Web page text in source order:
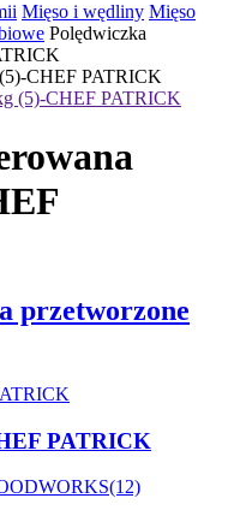
Mięso i wędliny Mięso
Polędwiczka
CHEF PATRICK
przetworzone
PATRICK